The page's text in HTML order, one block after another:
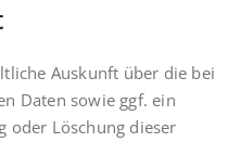
Auskunft über die bei
Daten sowie ggf. ein
oder Löschung dieser